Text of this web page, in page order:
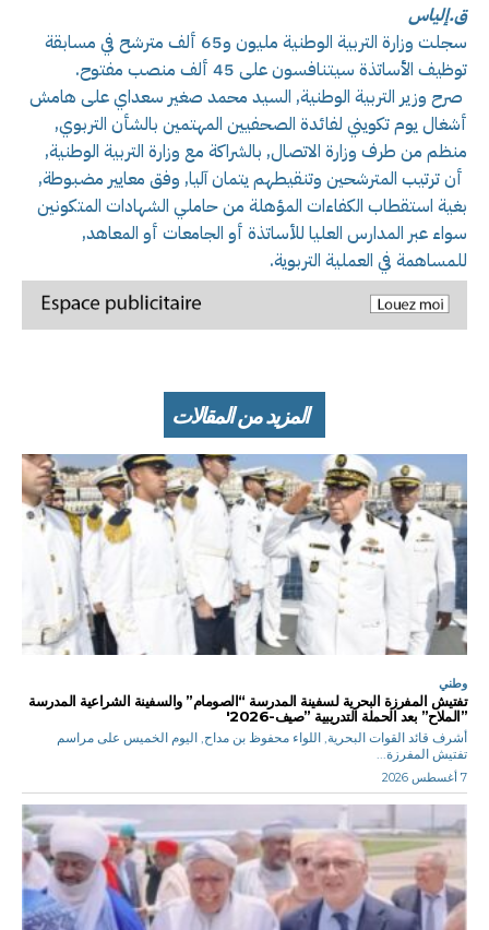
ق.إلياس
سجلت وزارة التربية الوطنية مليون و65 ألف مترشح في مسابقة
توظيف الأساتذة سيتنافسون على 45 ألف منصب مفتوح.
صرح وزير التربية الوطنية, السيد محمد صغير سعداي على هامش
أشغال يوم تكويني لفائدة الصحفيين المهتمين بالشأن التربوي,
منظم من طرف وزارة الاتصال, بالشراكة مع وزارة التربية الوطنية,
أن ترتيب المترشحين وتنقيطهم يتمان آليا, وفق معايير مضبوطة,
بغية استقطاب الكفاءات المؤهلة من حاملي الشهادات المتكونين
سواء عبر المدارس العليا للأساتذة أو الجامعات أو المعاهد,
للمساهمة في العملية التربوية.
المزيد من المقالات
وطني
تفتيش المفرزة البحرية لسفينة المدرسة “الصومام” والسفينة الشراعية المدرسة
”الملاح” بعد الحملة التدريبية ”صيف-2026′
أشرف قائد القوات البحرية, اللواء محفوظ بن مداح, اليوم الخميس على مراسم
تفتيش المفرزة...
7 أغسطس 2026